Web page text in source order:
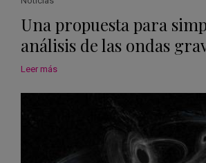
Una propuesta para
análisis de las ondas
Leer más